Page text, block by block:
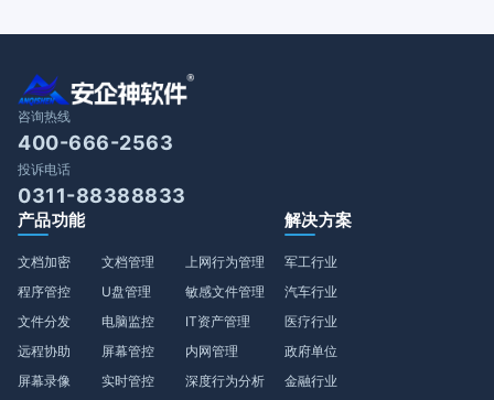
咨询热线
400-666-2563
投诉电话
0311-88388833
产品功能
文档加密
程序管控
文件分发
远程协助
屏幕录像
文档管理
U盘管理
电脑监控
屏幕管控
实时管控
上网行为管理
敏感文件管理
IT资产管理
内网管理
深度行为分析
解决方案
军工行业
汽车行业
医疗行业
政府单位
金融行业